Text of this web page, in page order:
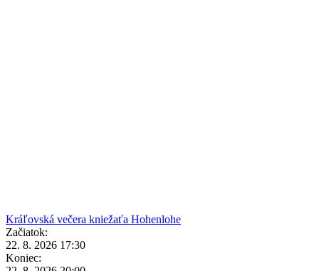
Kráľovská večera kniežaťa Hohenlohe
Začiatok:
22. 8. 2026 17:30
Koniec: